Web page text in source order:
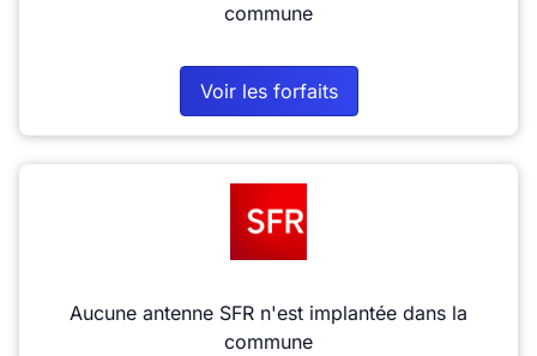
commune
Voir les forfaits
Aucune antenne SFR n'est implantée dans la
commune